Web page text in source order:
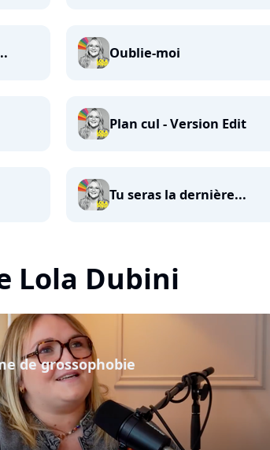
Oublie-moi
Plan cul - Version Edit
Tu seras la dernière...
Lola Dubini
de grossophobie